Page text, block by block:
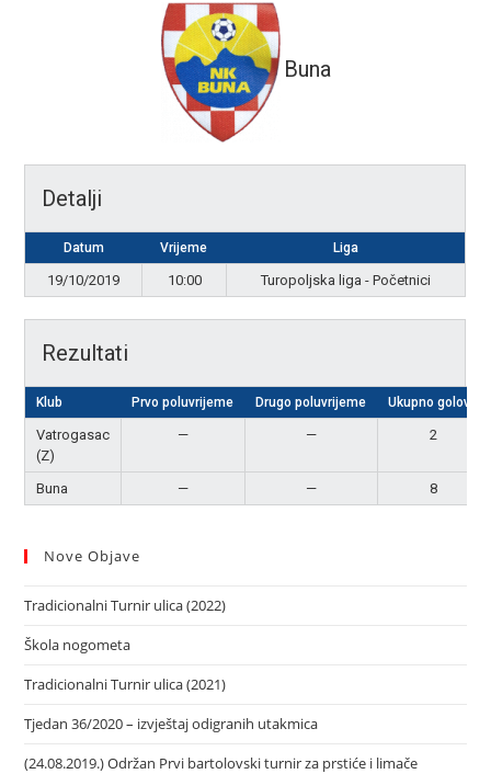
Buna
Detalji
Datum Vrijeme Liga
19/10/2019 10:00 Turopoljska liga - Početnici
Rezultati
Klub Prvo poluvrijeme Drugo poluvrijeme Ukupno golova
Vatrogasac
(Z)
— — 2
Buna — — 8
Nove Objave
Tradicionalni Turnir ulica (2022)
Škola nogometa
Tradicionalni Turnir ulica (2021)
Tjedan 36/2020 – izvještaj odigranih utakmica
(24.08.2019.) Održan Prvi bartolovski turnir za prstiće i limače